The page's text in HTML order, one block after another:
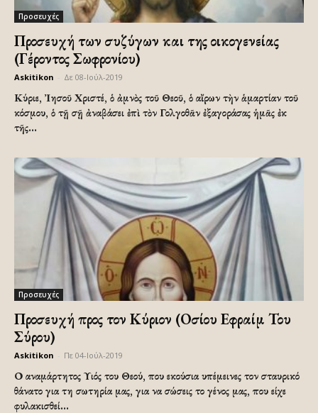
Προσευχές
Προσευχή των συζύγων και της οικογενείας
(Γέροντος Σωφρονίου)
Askitikon Δε 08-Ιούλ-2019
Κύριε, Ἰησοῦ Χριστέ, ὁ ἀμνὸς τοῦ Θεοῦ, ὁ αἴρων τὴν ἁμαρτίαν τοῦ
κόσμου, ὁ τῇ σῇ ἀναβάσει ἐπὶ τὸν Γολγοθᾶν ἐξαγοράσας ἡμᾶς ἐκ
τῆς...
Προσευχές
Προσευχή προς τον Κύριον (Οσίου Εφραίμ Του
Σύρου)
Askitikon Πε 04-Ιούλ-2019
Ο αναμάρτητος Υιός του Θεού, που εκούσια υπέμεινες τον σταυρικό
θάνατο για τη σωτηρία μας, για να σώσεις το γένος μας, που είχε
φυλακισθεί...